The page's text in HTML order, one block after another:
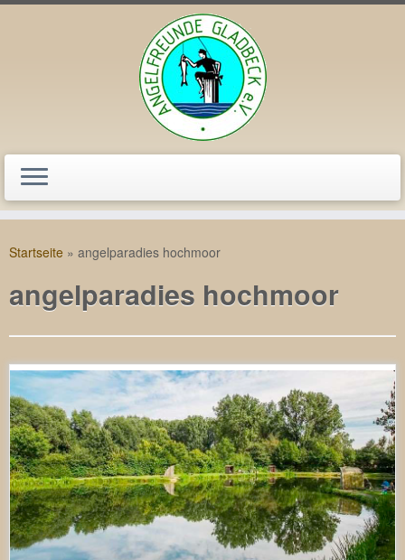
Inhalt
Startseite » angelparadies hochmoor
angelparadies hochmoor